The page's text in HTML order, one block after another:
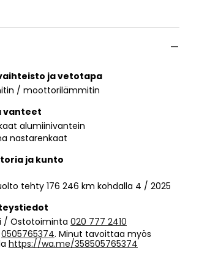
ja vetotapa
/ moottorilämmitin
vanteet
alumiinivantein
nastarenkaat
ja kunto
tehty 176 246 km kohdalla 4 / 2025
/ Ostotoiminta 020 777 2410
0505765374. Minut tavoittaa myös
https://wa.me/358505765374